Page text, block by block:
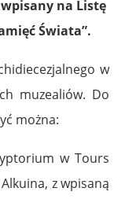
na Listę
Świata”.
w
muzealiów. Do
można:
w Tours
z wpisaną